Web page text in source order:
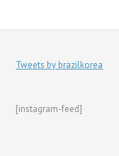
Tweets by brazilkorea
[instagram-feed]